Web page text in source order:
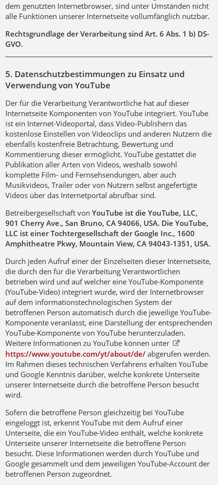
dem genutzten Internetbrowser, sind unter Umständen nicht
alle Funktionen unserer Internetseite vollumfänglich nutzbar.
Rechtsgrundlage der Verarbeitung sind Art. 6 Abs. 1 b) DS-
GVO.
5. Datenschutzbestimmungen zu Einsatz und
Verwendung von YouTube
Der für die Verarbeitung Verantwortliche hat auf dieser
Internetseite Komponenten von YouTube integriert. YouTube
ist ein Internet-Videoportal, dass Video-Publishern das
kostenlose Einstellen von Videoclips und anderen Nutzern die
ebenfalls kostenfreie Betrachtung, Bewertung und
Kommentierung dieser ermöglicht. YouTube gestattet die
Publikation aller Arten von Videos, weshalb sowohl
komplette Film- und Fernsehsendungen, aber auch
Musikvideos, Trailer oder von Nutzern selbst angefertigte
Videos über das Internetportal abrufbar sind.
Betreibergesellschaft vonYouTube ist die YouTube, LLC,
901 Cherry Ave., San Bruno, CA 94066, USA. Die YouTube,
LLC ist einer Tochtergesellschaft der Google Inc., 1600
Amphitheatre Pkwy, Mountain View, CA 94043-1351, USA.
Durch jeden Aufruf einer der Einzelseiten dieser Internetseite,
die durch den für die Verarbeitung Verantwortlichen
betrieben wird und auf welcher eine YouTube-Komponente
(YouTube-Video) integriert wurde, wird der Internetbrowser
auf dem informationstechnologischen System der
betroffenen Person automatisch durch die jeweilige YouTube-
Komponente veranlasst, eine Darstellung der entsprechenden
YouTube-Komponente von YouTube herunterzuladen.
Weitere Informationen zu YouTube können unter
https://www.youtube.com/yt/about/de/ abgerufen werden.
Im Rahmen dieses technischen Verfahrens erhalten YouTube
und Google Kenntnis darüber, welche konkrete Unterseite
unserer Internetseite durch die betroffene Person besucht
wird.
Sofern die betroffene Person gleichzeitig bei YouTube
eingeloggt ist, erkennt YouTube mit dem Aufruf einer
Unterseite, die ein YouTube-Video enthält, welche konkrete
Unterseite unserer Internetseite die betroffene Person
besucht. Diese Informationen werden durch YouTube und
Google gesammelt und dem jeweiligen YouTube-Account der
betroffenen Person zugeordnet.